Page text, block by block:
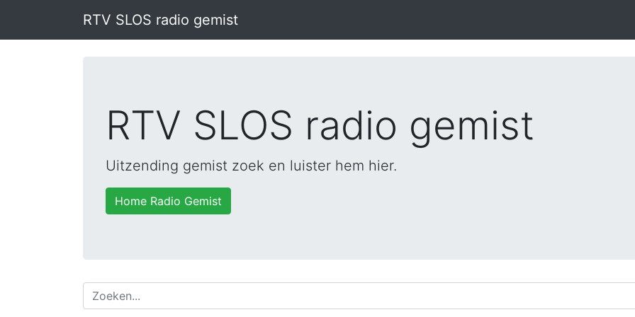
RTV SLOS radio gemist
RTV SLOS radio gemist
Uitzending gemist zoek en luister hem hier.
Home Radio Gemist